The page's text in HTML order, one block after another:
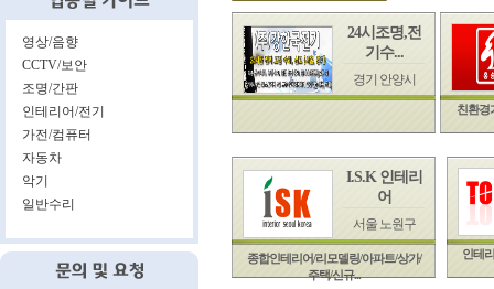
영상/음향
CCTV/보안
조명/간판
인테리어/전기
가전/컴퓨터
자동차
악기
일반수리
24시조명,전
기수...
경기 안양시
친환경
I.S.K 인테리
어
서울 노원구
종합인테리어/리모델링/아파트/상가/
주택/신규...
인테